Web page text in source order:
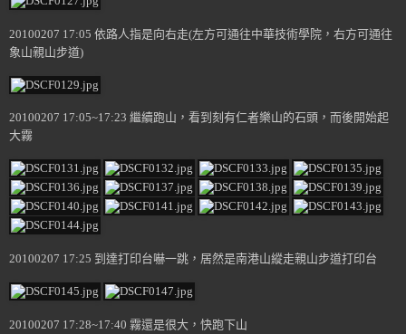
20100207 17:05 依路人指是向右走(左方可通往中華技術學院，右方可通往
象山親山步道)
20100207 17:05~17:23 繼續跑山，看到刻有仁者樂山的石頭，而後開始起
大霧
20100207 17:25 到達打印台嚇一跳，居然是南港山縱走親山步道打印台
20100207 17:28~17:40 霧還是很大，快跑下山